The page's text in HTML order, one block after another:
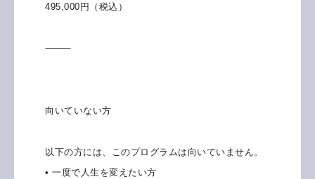
495,000円（税込）
⸻
向いていない方
以下の方には、このプログラムは向いていません。
• 一度で人生を変えたい方